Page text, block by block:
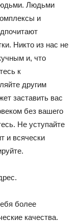
Людьми
и
Никто из нас не
и, что
к
другим
заставить вас
без вашего
Не уступайте
и всячески
более
качества.